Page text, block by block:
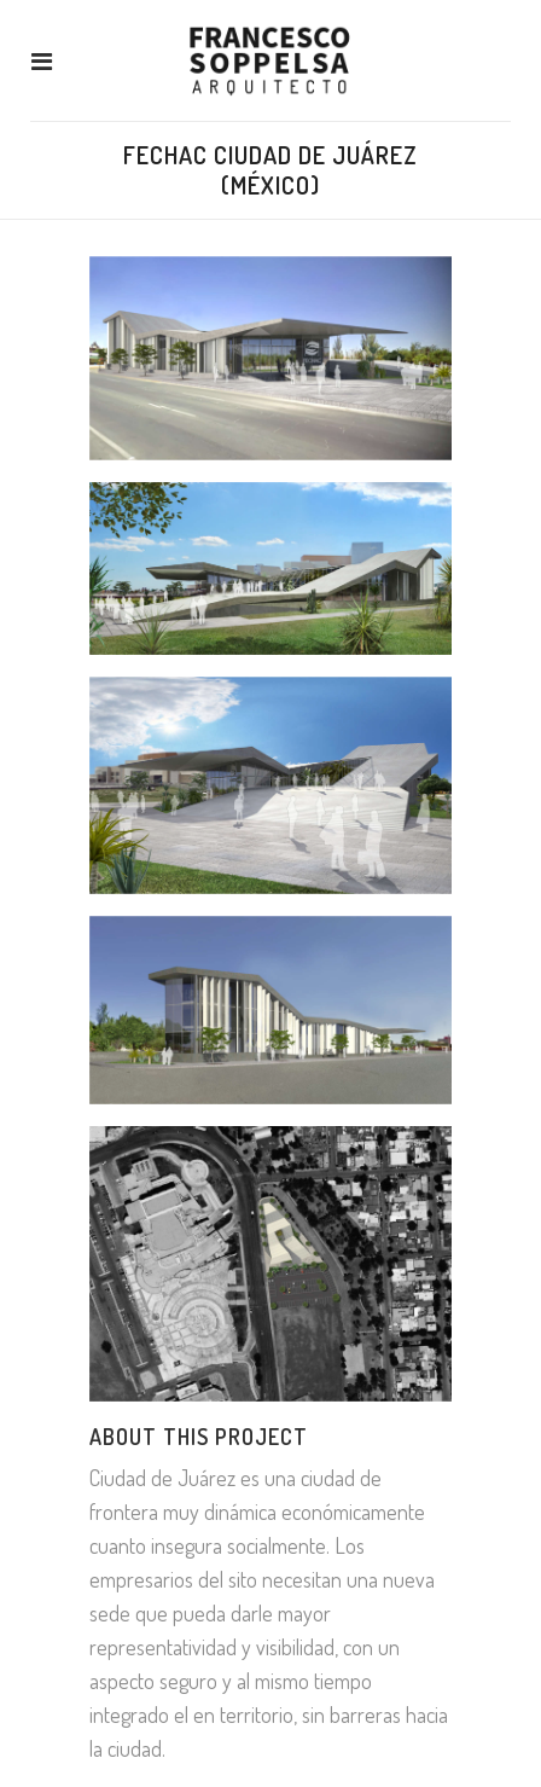
FECHAC CIUDAD DE JUÁREZ
(MÉXICO)
ABOUT THIS PROJECT
Ciudad de Juárez es una ciudad de
frontera muy dinámica económicamente
cuanto insegura socialmente. Los
empresarios del sito necesitan una nueva
sede que pueda darle mayor
representatividad y visibilidad, con un
aspecto seguro y al mismo tiempo
integrado el en territorio, sin barreras hacia
la ciudad.